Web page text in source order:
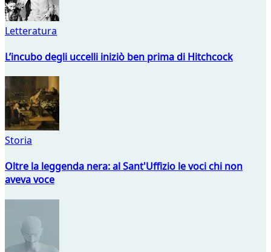
Letteratura
L’incubo degli uccelli iniziò ben prima di Hitchcock
Storia
Oltre la leggenda nera: al Sant'Uffizio le voci chi non
aveva voce